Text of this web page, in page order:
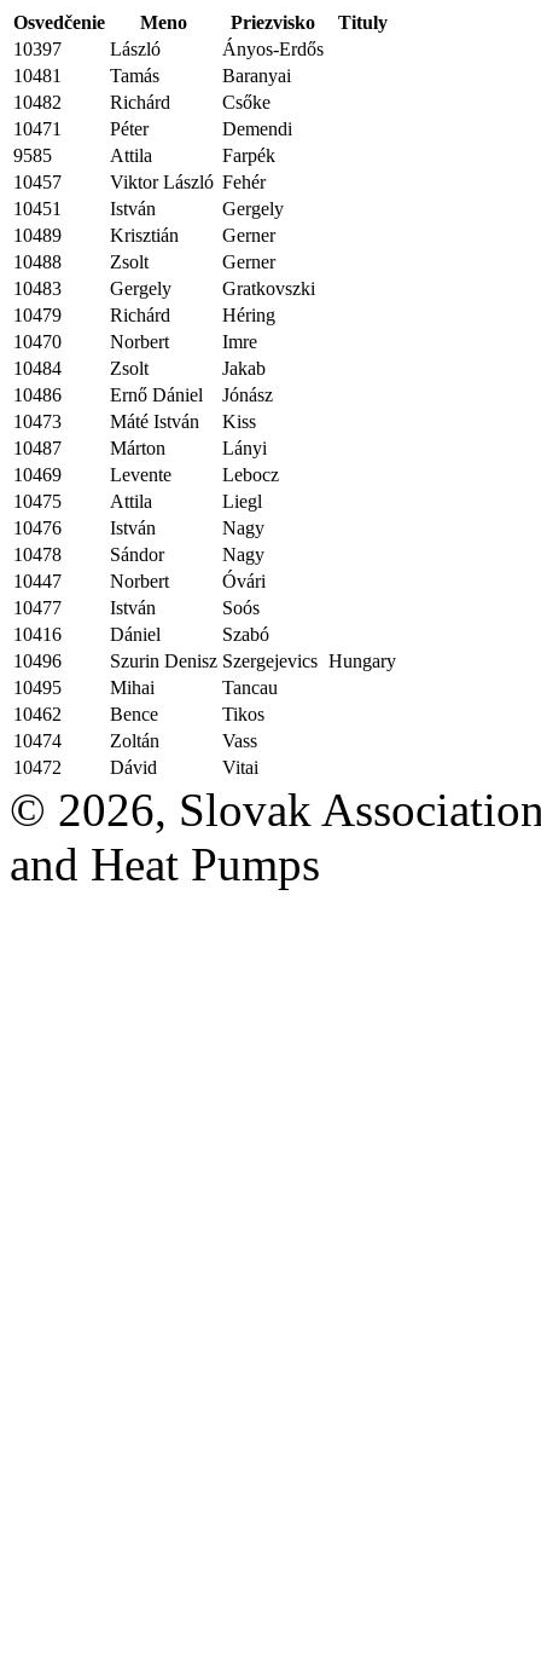
Osvedčenie Meno Priezvisko
Tituly
10397
László
Ányos-Erdős
10481
Tamás
Baranyai
10482
Richárd
Csőke
10471
Péter
Demendi
9585
Attila
Farpék
10457
Viktor László Fehér
10451
István
Gergely
10489
Krisztián
Gerner
10488
Zsolt
Gerner
10483
Gergely
Gratkovszki
10479
Richárd
Héring
10470
Norbert
Imre
10484
Zsolt
Jakab
10486
Ernő Dániel
Jónász
10473
Máté István
Kiss
10487
Márton
Lányi
10469
Levente
Lebocz
10475
Attila
Liegl
10476
István
Nagy
10478
Sándor
Nagy
10447
Norbert
Óvári
10477
István
Soós
10416
Dániel
Szabó
10496
Szurin Denisz Szergejevics Hungary
10495
Mihai
Tancau
10462
Bence
Tikos
10474
Zoltán
Vass
10472
Dávid Vitai
© 2026, Slovak
and Heat Pumps